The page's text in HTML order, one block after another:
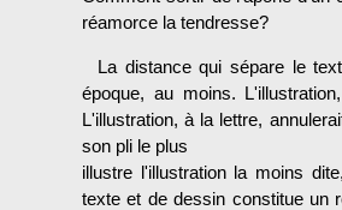
réamorce la tendresse?
La distance qui sépare le
époque, au moins.
L'illustration, à la lettre,
son pli le plus
illustre l'illustration la moins
texte et de dessin constitue un